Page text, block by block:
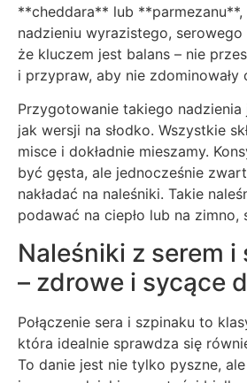
**cheddara** lub **parmezanu**,
nadzieniu wyrazistego, serowego
że kluczem jest balans – nie
i przypraw, aby nie zdominowały
Przygotowanie takiego
jak wersji na słodko. Wszystkie
misce i dokładnie mieszamy.
być gęsta, ale jednocześnie
nakładać na naleśniki. Takie
podawać na ciepło lub na zimno,
Naleśniki z serem i
– zdrowe i sycące
Połączenie sera i szpinaku to
która idealnie sprawdza się
To danie jest nie tylko pyszne,